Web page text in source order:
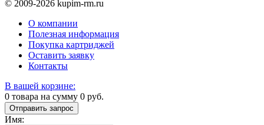
© 2009-2026 kupim-rm.ru
О компании
Полезная информация
Покупка картриджей
Оставить заявку
Контакты
В вашей корзине:
0 товара на сумму 0 руб.
Отправить запрос
Имя: